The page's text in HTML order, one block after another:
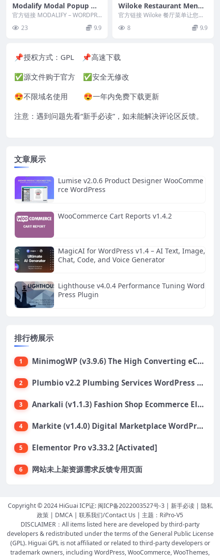
Modalify Modal Popup wit
h Cookie Integration Pro
1.1.10
官方链接 MODALIFY – WORDPRE
SS 的模态和弹出窗口 通过 Co...
23 9.9
Wiloke Restaurant Menu f
or Elementor v1.0.23
官方链接 Wiloke 餐厅菜单让您可
以轻松地向顾客呈现令人垂涎的菜
单 创建精美...
8 9.9
📌授权方式： GPL 📌高速下载
✅源文件购于官方 ✅安全无修改
😍不限域名使用 😍一年内免费下载更新
注意：遇到问题先看“新手必读”，如未能解决评论区反馈。
文章展示
Lumise v2.0.6 Product Designer WooComme
rce WordPress
WooCommerce Cart Reports v1.4.2
MagicAI for WordPress v1.4 – AI Text, Image,
Chat, Code, and Voice Generator
Lighthouse v4.0.4 Performance Tuning Word
Press Plugin
排行榜展示
1 MinimogWP (v3.9.6) The High Converting eCommerce WordPress Theme
2 Plumbio v2.2 Plumbing Services WordPress Theme
3 Anarkali (v1.1.3) Fashion Shop Ecommerce Elementor Theme
4 Markite (v1.4.0) Digital Marketplace WordPress Theme
5 Elementor Pro v3.33.2 [Activated]
6 网站未上架资源需求反馈专用页面
Copyright © 2024 HiGuai ICP证: 闽ICP备2022003527号-3| 新手必读| 隐私
政策 | DMCA | 联系我们/Contact Us | 主题： RiPro-V5
DISCLAIMER：All items listed here are developed by third-party
developers & redistributed under the terms of the General Public License
(GPL). Higuai GPL is not affiliated or related to third-party developers or
trademark owners, including WordPress, WooCommerce, WooThemes,